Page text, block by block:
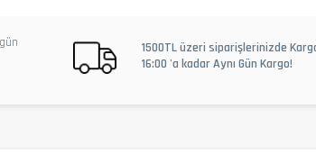
1500TL üzeri siparişlerinizde
16:00 'a kadar Aynı Gün Kargo!